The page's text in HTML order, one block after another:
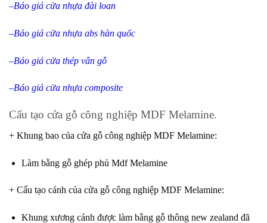
–Báo giá cửa nhựa đài loan
–Báo giá cửa nhựa abs hàn quốc
–Báo giá cửa thép vân gỗ
–Báo giá cửa nhựa composite
Cấu tạo cửa gỗ công nghiệp MDF Melamine.
+ Khung bao của cửa gỗ công nghiệp MDF Melamine:
Làm bằng gỗ ghép phủ Mdf Melamine
+ Cấu tạo cánh của cửa gỗ công nghiệp MDF Melamine:
Khung xương cánh được làm bằng gỗ thông new zealand đã